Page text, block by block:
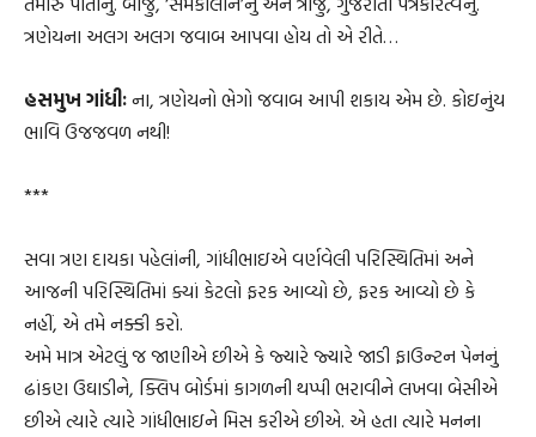
ત્રણેયના અલગ અલગ જવાબ આપવા હોય તો એ રીતે…
હસમુખ ગાંધીઃના, ત્રણેયનો ભેગો જવાબ આપી શકાય એમ છે. કોઇનુંય
ભાવિ ઉજજવળ નથી!
***
સવા ત્રણ દાયકા પહેલાંની, ગાંધીભાઇએ વર્ણવેલી પરિસ્થિતિમાં અને
આજની પરિસ્થિતિમાં ક્યાં કેટલો ફરક આવ્યો છે, ફરક આવ્યો છે કે
નહીં, એ તમે નક્કી કરો.
અમે માત્ર એટલું જ જાણીએ છીએ કે જ્યારે જ્યારે જાડી ફાઉન્ટન પેનનું
ઢાંકણ ઉઘાડીને, ક્લિપ બોર્ડમાં કાગળની થપ્પી ભરાવીને લખવા બેસીએ
છીએ ત્યારે ત્યારે ગાંધીભાઇને મિસ કરીએ છીએ. એ હતા ત્યારે મનના